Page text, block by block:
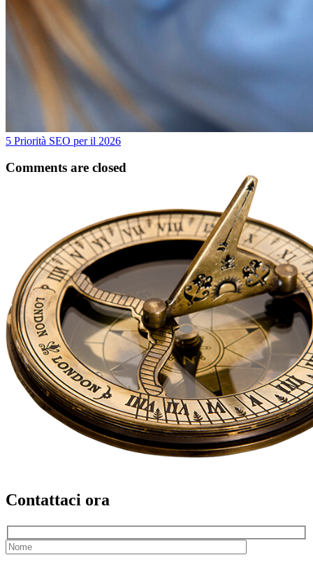
5 Priorità SEO per il 2026
Comments are closed
Contattaci ora